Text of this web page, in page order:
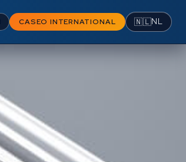
CASEO INTERNATIONAL 🇳🇱NL